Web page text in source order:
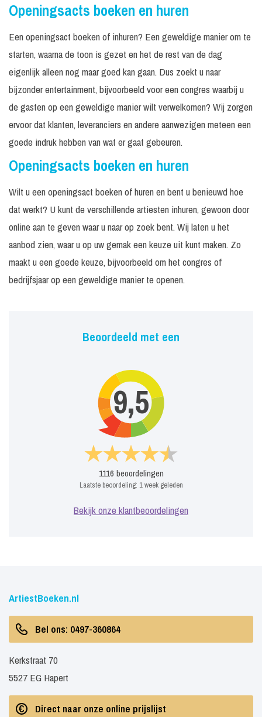
Openingsacts boeken en huren
Een openingsact boeken of inhuren? Een geweldige manier om te
starten, waarna de toon is gezet en het de rest van de dag
eigenlijk alleen nog maar goed kan gaan. Dus zoekt u naar
bijzonder entertainment, bijvoorbeeld voor een congres waarbij u
de gasten op een geweldige manier wilt verwelkomen? Wij zorgen
ervoor dat klanten, leveranciers en andere aanwezigen meteen een
goede indruk hebben van wat er gaat gebeuren.
Openingsacts boeken en huren
Wilt u een openingsact boeken of huren en bent u benieuwd hoe
dat werkt? U kunt de verschillende artiesten inhuren, gewoon door
online aan te geven waar u naar op zoek bent. Wij laten u het
aanbod zien, waar u op uw gemak een keuze uit kunt maken. Zo
maakt u een goede keuze, bijvoorbeeld om het congres of
bedrijfsjaar op een geweldige manier te openen.
Beoordeeld met een
9,5
1116 beoordelingen
Laatste beoordeling: 1 week geleden
Bekijk onze klantbeoordelingen
ArtiestBoeken.nl
Bel ons: 0497-360864
Kerkstraat 70
5527 EG Hapert
Direct naar onze online prijslijst